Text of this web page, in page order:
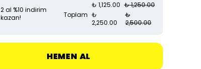
2 al %10 indirim
kazan!
₺ 1,125.00 ₺ 1,250.00
Toplam ₺
2,250.00
₺
2,500.00
HEMEN AL